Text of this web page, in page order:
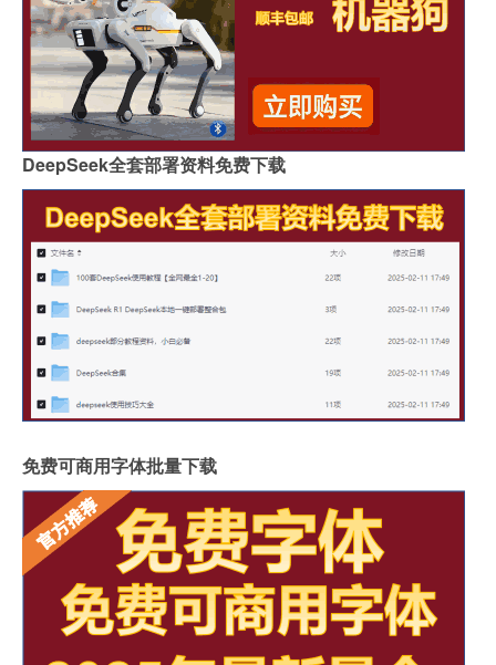
DeepSeek全套部署资料免费下载
免费可商用字体批量下载